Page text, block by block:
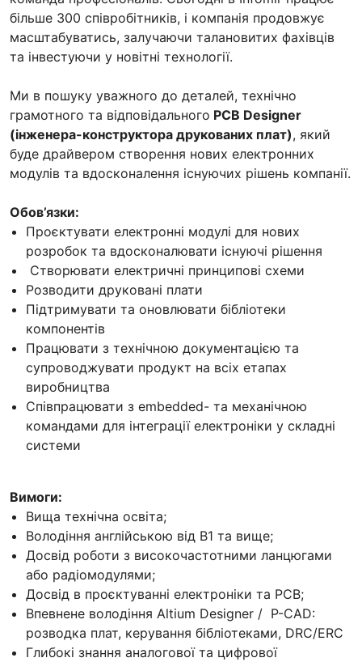
більше 300 співробітників, і компанія продовжує
масштабуватись, залучаючи талановитих фахівців
та інвестуючи у новітні технології.
Ми в пошуку уважного до деталей, технічно
грамотного та відповідального PCB Designer
(інженера-конструктора друкованих плат), який
буде драйвером створення нових електронних
модулів та вдосконалення існуючих рішень компанії.
Обов’язки:
Проєктувати електронні модулі для нових
розробок та вдосконалювати існуючі рішення
Створювати електричні принципові схеми
Розводити друковані плати
Підтримувати та оновлювати бібліотеки
компонентів
Працювати з технічною документацією та
супроводжувати продукт на всіх етапах
виробництва
Співпрацювати з embedded- та механічною
командами для інтеграції електроніки у складні
системи
Вимоги:
Вища технічна освіта;
Володіння англійською від B1 та вище;
Досвід роботи з високочастотними ланцюгами
або радіомодулями;
Досвід в проєктуванні електроніки та PCB;
Впевнене володіння Altium Designer / P-CAD:
розводка плат, керування бібліотеками, DRC/ERC
Глибокі знання аналогової та цифрової